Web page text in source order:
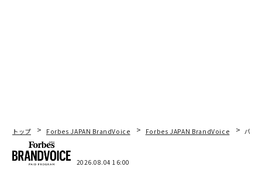
トップ Forbes JAPAN BrandVoice Forbes JAPAN BrandVoice パシ
2026.08.04 16:00